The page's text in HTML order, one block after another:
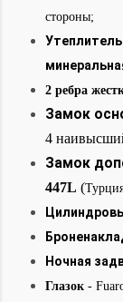
стороны;
2 ребра
Замок
4
Замок
447L (
Ночная
Глазок -